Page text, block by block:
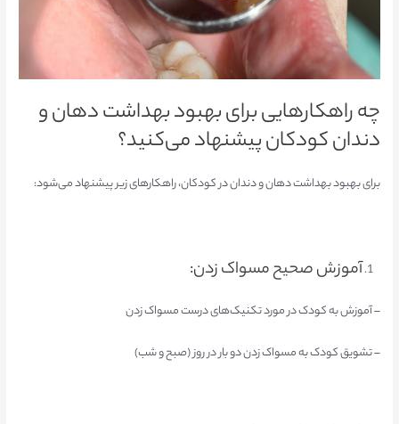
چه راهکارهایی برای بهبود بهداشت دهان و
دندان کودکان پیشنهاد می‌کنید؟
برای بهبود بهداشت دهان و دندان در کودکان، راهکارهای زیر پیشنهاد می‌شود:
آموزش صحیح مسواک زدن:
– آموزش به کودک در مورد تکنیک‌های درست مسواک زدن
– تشویق کودک به مسواک زدن دو بار در روز (صبح و شب)